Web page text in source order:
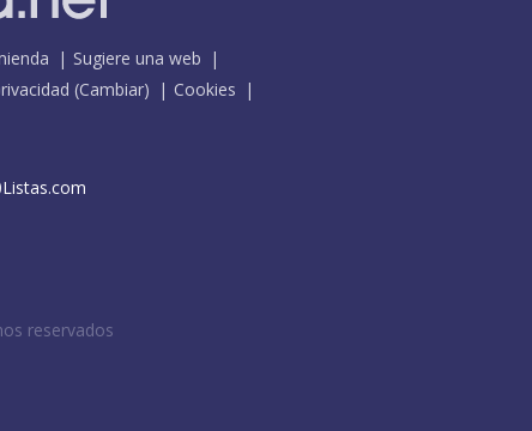
Sugiere una web
(Cambiar)
Cookies
reservados